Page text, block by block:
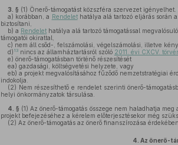
3. § (1) Önerő-támogatást közszféra szervezet
a) korábban, a Rendelethatálya alá tartozó eljárás során
biztosítani,
b) a Rendelethatálya alá tartozó támogatással
támogatói okirattal,
c) nem áll csőd-, felszámolási, végelszámolási, illetve
d) 13nincs az államháztartásról szóló 2011. évi CXCV.
e) önerő-támogatásban történő részesítését
ea) gazdasági, költségvetési helyzete, vagy
eb) a projekt megvalósításához fűződő nemzetstratégiai
indokolja.
(2) Nem részesíthető e rendelet szerinti önerő-
helyi önkormányzatok társulása.
4. § (1) Az önerő-támogatás összege nem haladhatja meg
projekt befejezéséhez a kérelem előterjesztésekor még
(2) Az önerő-támogatás az önerő finanszírozása
4. Az önerő-